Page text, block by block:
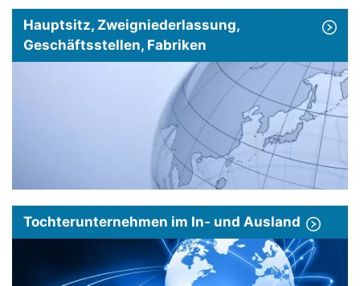
Hauptsitz, Zweigniederlassung,
Geschäftsstellen, Fabriken
Tochterunternehmen im In- und Ausland